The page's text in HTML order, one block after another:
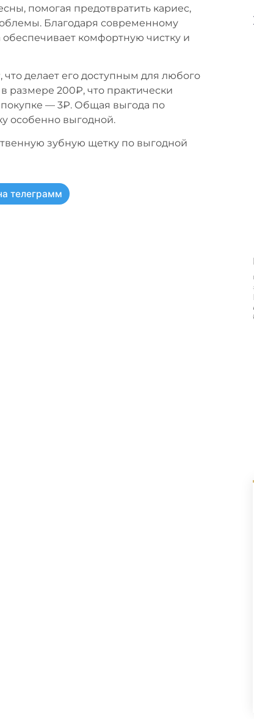
помогая предотвратить кариес,
Благодаря современному
комфортную чистку и
что делает его доступным для любого
размере 200₽, что практически
покупке — 3₽. Общая выгода по
особенно выгодной.
зубную щетку по выгодной
телеграмм